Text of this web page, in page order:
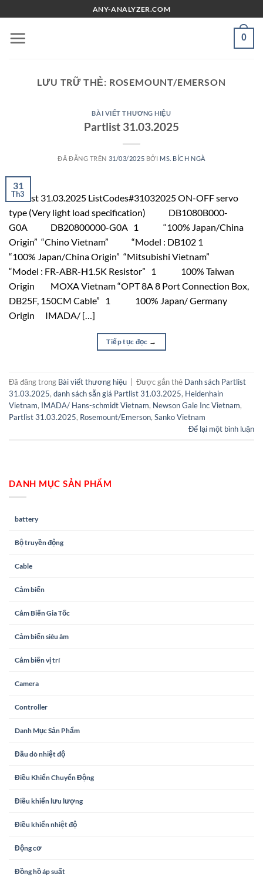
đến
nội
ANY-ANALYZER.COM
0
LƯU TRỮ THẺ: ROSEMOUNT/EMERSON
BÀI VIẾT THƯƠNG HIỆU
Partlist 31.03.2025
ĐÃ ĐĂNG TRÊN 31/03/2025 BỞI MS. BÍCH NGÀ
31
Th3
Partlist 31.03.2025 ListCodes#31032025 ON-OFF servo
type (Very light load specification) DB1080B000-
G0A DB20800000-G0A 1 “100% Japan/China
Origin” “Chino Vietnam” “Model : DB102 1
“100% Japan/China Origin” “Mitsubishi Vietnam”
“Model : FR-ABR-H1.5K Resistor” 1 100% Taiwan
Origin MOXA Vietnam “OPT 8A 8 Port Connection Box,
DB25F, 150CM Cable” 1 100% Japan/ Germany
Origin IMADA/ […]
Tiếp tục đọc →
Đã đăng trong Bài viết thương hiệu Được gắn thẻ Danh sách Partlist
31.03.2025, danh sách sẵn giá Partlist 31.03.2025, Heidenhain
Vietnam, IMADA/ Hans-schmidt Vietnam, Newson Gale Inc Vietnam,
Partlist 31.03.2025, Rosemount/Emerson, Sanko Vietnam
Để lại một bình luận
DANH MỤC SẢN PHẨM
battery
Bộ truyền động
Cable
Cảm biến
Cảm Biến Gia Tốc
Cảm biến siêu âm
Cảm biến vị trí
Camera
Controller
Danh Mục Sản Phẩm
Đầu dò nhiệt độ
Điều Khiển Chuyển Động
Điều khiển lưu lượng
Điều khiển nhiệt độ
Động cơ
Đồng hồ áp suất